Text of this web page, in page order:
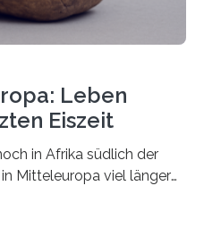
Leben
Eiszeit
in Afrika südlich der
Mitteleuropa viel länger
Flusspferde noch vor